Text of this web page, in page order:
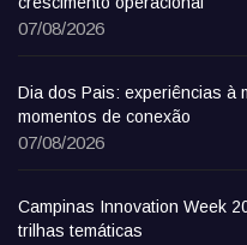
07/08/2026
Dia dos Pais: experiências à
momentos de conexão
07/08/2026
Campinas Innovation Week
trilhas temáticas